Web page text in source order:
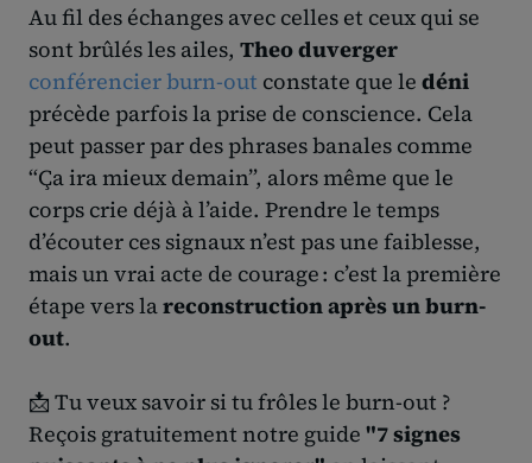
Au fil des échanges avec celles et ceux qui se
sont brûlés les ailes, Theo duverger
conférencier burn-out constate que le déni
précède parfois la prise de conscience. Cela
peut passer par des phrases banales comme
“Ça ira mieux demain”, alors même que le
corps crie déjà à l’aide. Prendre le temps
d’écouter ces signaux n’est pas une faiblesse,
mais un vrai acte de courage : c’est la première
étape vers lareconstruction après un burn-
out.
📩 Tu veux savoir si tu frôles le burn-out ?
Reçois gratuitement notre guide "7 signes